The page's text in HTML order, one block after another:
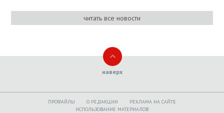
читать все новости
наверх
ПРОФАЙЛЫ O РЕДАКЦИИ
РЕКЛАМА НА САЙТЕ
ИСПОЛЬЗОВАНИЕ МАТЕРИАЛОВ